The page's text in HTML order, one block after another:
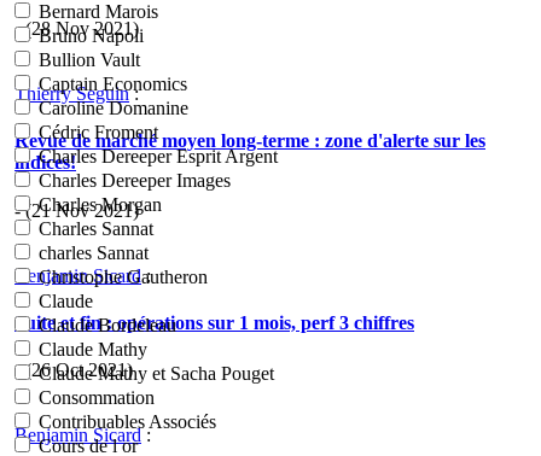
Bernard Marois
Bruno Napoli
Bullion Vault
Captain Economics
Caroline Domanine
Cédric Froment
Charles Dereeper Esprit Argent
Charles Dereeper Images
Charles Morgan
Charles Sannat
charles Sannat
Christophe Gautheron
Claude
Claude Bordeleau
Claude Mathy
Claude Mathy et Sacha Pouget
Consommation
Contribuables Associés
Cours de l or
- (28 Nov 2021)
Thierry Seguin:
Revue de marché moyen long-terme : zone d'alerte sur les
indices!
- (21 Nov 2021)
Benjamin Sicard:
Suite et fin : opérations sur 1 mois, perf 3 chiffres
- (26 Oct 2021)
Benjamin Sicard: